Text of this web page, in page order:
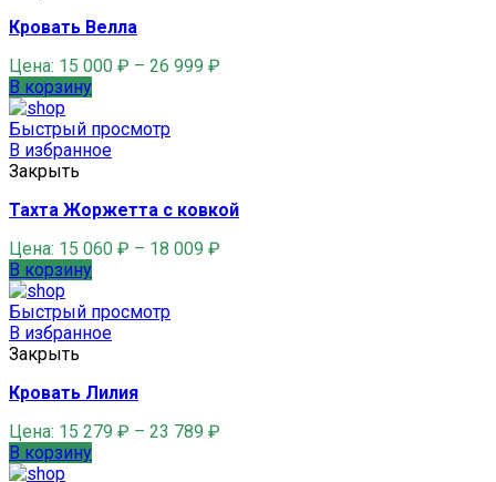
Кровать Велла
Цена: 15 000 ₽ – 26 999 ₽
В корзину
Быстрый просмотр
В избранное
Закрыть
Тахта Жоржетта с ковкой
Цена: 15 060 ₽ – 18 009 ₽
В корзину
Быстрый просмотр
В избранное
Закрыть
Кровать Лилия
Цена: 15 279 ₽ – 23 789 ₽
В корзину